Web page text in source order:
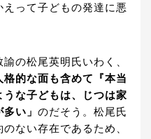
って子どもの発達に悪
の松尾英明氏いわく、
格的な面も含めて『本当
な子どもは、じつは家
い」 のだそう。松尾氏
ない存在であるため、